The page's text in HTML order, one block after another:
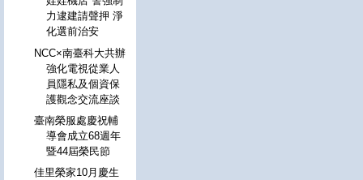
力逮建請聲押 淨
化選前治安
NCC×南臺科大共辦
強化電視從業人
員隱私及個資保
護觀念交流座談
臺南榮服處慶祝輔
導會成立68週年
暨44屆榮民節
佳里榮家10月慶生